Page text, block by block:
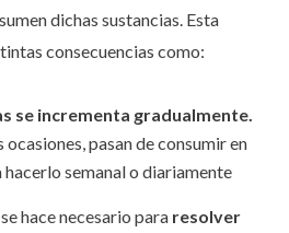
dichas sustancias. Esta
consecuencias como:
se incrementa gradualmente.
ocasiones, pasan de consumir en
semanal o diariamente
hace necesario para resolver